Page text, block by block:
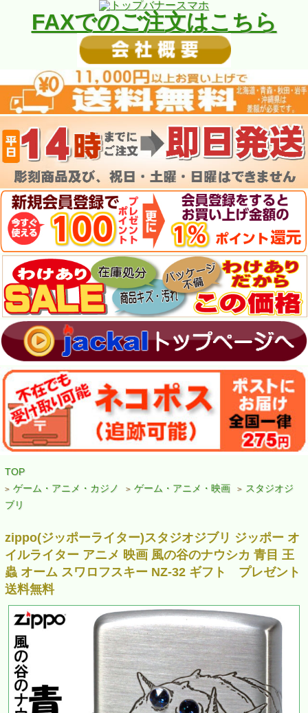
FAXでのご注文はこちら
TOP
> ゲーム・アニメ・カジノ > ゲーム・アニメ・映画 > スタジオジ
ブリ
zippo(ジッポーライター)スタジオジブリ ジッポー オ
イルライター アニメ 映画 風の谷のナウシカ 青目 王
蟲 オーム スワロフスキー NZ-32 ギフト プレゼント
送料無料